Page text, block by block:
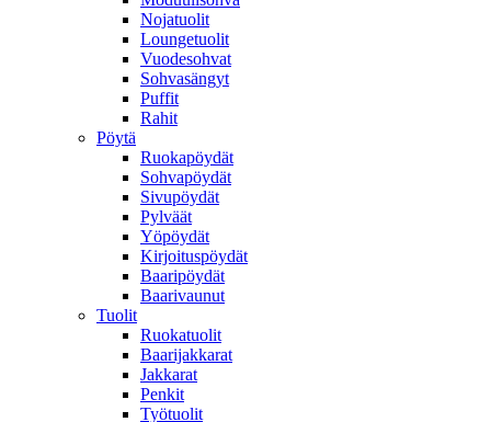
Nojatuolit
Loungetuolit
Vuodesohvat
Sohvasängyt
Puffit
Rahit
Pöytä
Ruokapöydät
Sohvapöydät
Sivupöydät
Pylväät
Yöpöydät
Kirjoituspöydät
Baaripöydät
Baarivaunut
Tuolit
Ruokatuolit
Baarijakkarat
Jakkarat
Penkit
Työtuolit